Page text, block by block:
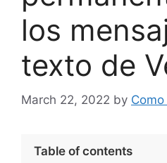
los
texto de
March 22, 2022 by
Table of contents